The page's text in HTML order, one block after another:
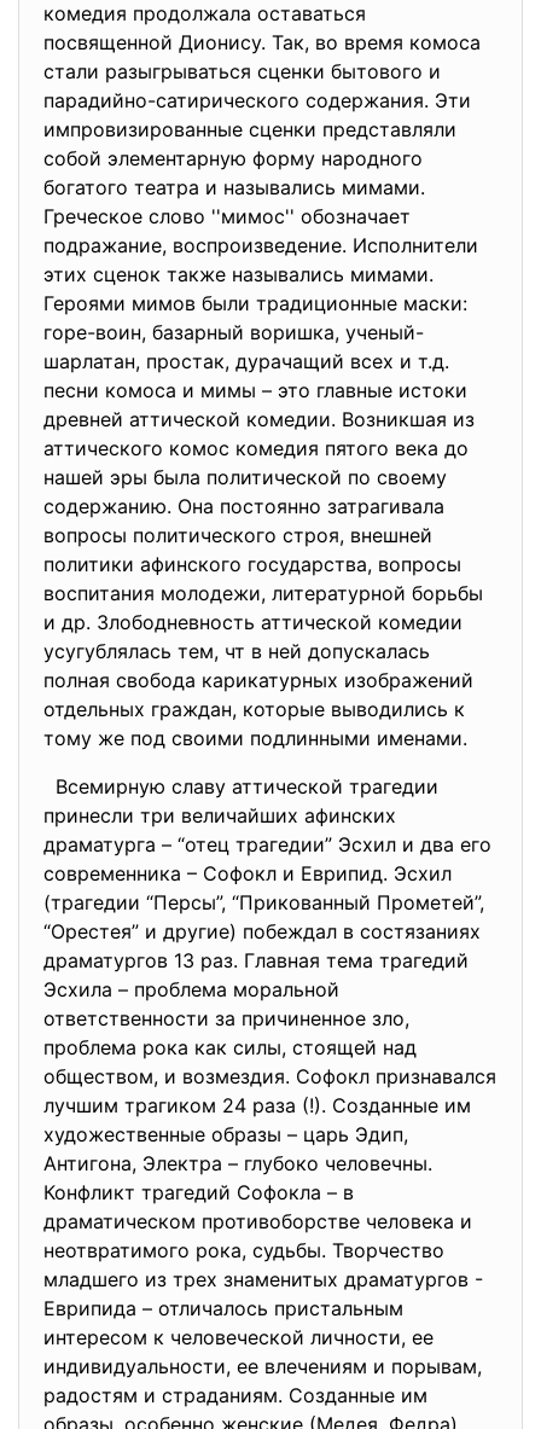
комедия продолжала оставаться
посвященной Дионису. Так, во время комоса
стали разыгрываться сценки бытового и
парадийно-сатирического содержания. Эти
импровизированные сценки представляли
собой элементарную форму народного
богатого театра и назывались мимами.
Греческое слово ''мимос'' обозначает
подражание, воспроизведение. Исполнители
этих сценок также назывались мимами.
Героями мимов были традиционные маски:
горе-воин, базарный воришка, ученый-
шарлатан, простак, дурачащий всех и т.д.
песни комоса и мимы – это главные истоки
древней аттической комедии. Возникшая из
аттического комос комедия пятого века до
нашей эры была политической по своему
содержанию. Она постоянно затрагивала
вопросы политического строя, внешней
политики афинского государства, вопросы
воспитания молодежи, литературной борьбы
и др. Злободневность аттической комедии
усугублялась тем, чт в ней допускалась
полная свобода карикатурных изображений
отдельных граждан, которые выводились к
тому же под своими подлинными именами.
Всемирную славу аттической трагедии
принесли три величайших афинских
драматурга – “отец трагедии” Эсхил и два его
современника – Софокл и Еврипид. Эсхил
(трагедии “Персы”, “Прикованный Прометей”,
“Орестея” и другие) побеждал в состязаниях
драматургов 13 раз. Главная тема трагедий
Эсхила – проблема моральной
ответственности за причиненное зло,
проблема рока как силы, стоящей над
обществом, и возмездия. Софокл признавался
лучшим трагиком 24 раза (!). Созданные им
художественные образы – царь Эдип,
Антигона, Электра – глубоко человечны.
Конфликт трагедий Софокла – в
драматическом противоборстве человека и
неотвратимого рока, судьбы. Творчество
младшего из трех знаменитых драматургов -
Еврипида – отличалось пристальным
интересом к человеческой личности, ее
индивидуальности, ее влечениям и порывам,
радостям и страданиям. Созданные им
образы, особенно женские (Медея, Федра),